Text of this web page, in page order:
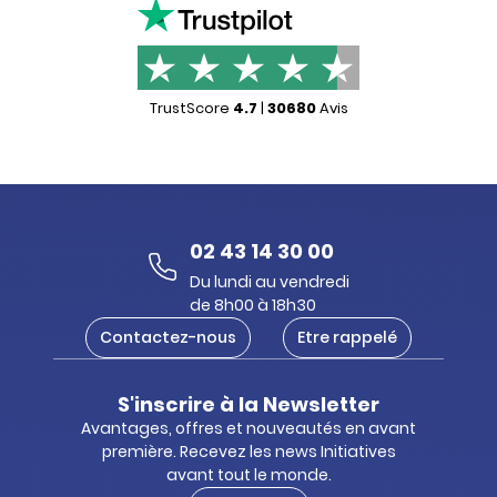
TrustScore 4.7 | 30680Avis
02 43 14 30 00
Du lundi au vendredi
de 8h00 à 18h30
Contactez-nous
Etre rappelé
S'inscrire à la Newsletter
Avantages, offres et nouveautés en avant
première. Recevez les news Initiatives
avant tout le monde.